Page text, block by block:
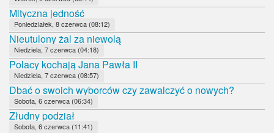
Mityczna jedność
Poniedziałek, 8 czerwca (08:12)
Nieutulony żal za niewolą
Niedziela, 7 czerwca (04:18)
Polacy kochają Jana Pawła II
Niedziela, 7 czerwca (08:57)
Dbać o swoich wyborców czy zawalczyć o nowych?
Sobota, 6 czerwca (06:34)
Złudny podział
Sobota, 6 czerwca (11:41)